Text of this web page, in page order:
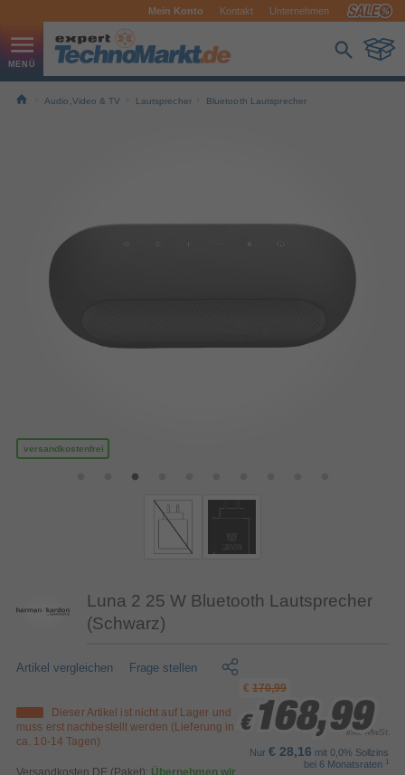
Mein Konto Kontakt Unternehmen
Audio,Video & TV Lautsprecher Bluetooth Lautsprecher
versandkostenfrei
Luna 2 25 W Bluetooth Lautsprecher
(Schwarz)
Artikel vergleichen Frage stellen
Dieser Artikel ist nicht auf Lager und
muss erst nachbestellt werden (Lieferung in
ca. 10-14 Tagen)
Versandkosten DE (Paket): Übernehmen wir
€ 170,99
€ 168,99
€ 168,99
€ 168,99
inkl. MwSt.
Nur € 28,16 mit 0,0% Sollzins
bei 6 Monatsraten 1